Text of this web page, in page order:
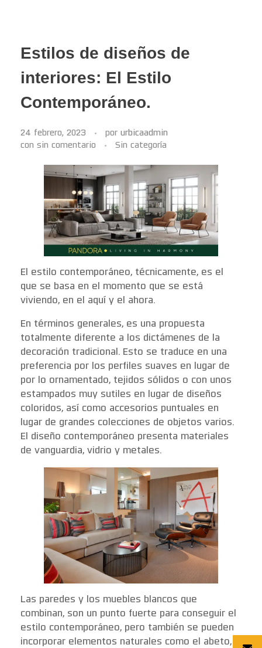
Estilos de diseños de
interiores: El Estilo
Contemporáneo.
24 febrero, 2023 por urbicaadmin
con sin comentario Sin categoría
El estilo contemporáneo, técnicamente, es el
que se basa en el momento que se está
viviendo, en el aquí y el ahora.
En términos generales, es una propuesta
totalmente diferente a los dictámenes de la
decoración tradicional. Esto se traduce en una
preferencia por los perfiles suaves en lugar de
por lo ornamentado, tejidos sólidos o con unos
estampados muy sutiles en lugar de diseños
coloridos, así como accesorios puntuales en
lugar de grandes colecciones de objetos varios.
El diseño contemporáneo presenta materiales
de vanguardia, vidrio y metales.
Las paredes y los muebles blancos que
combinan, son un punto fuerte para conseguir el
estilo contemporáneo, pero también se pueden
incorporar elementos naturales como el abeto,